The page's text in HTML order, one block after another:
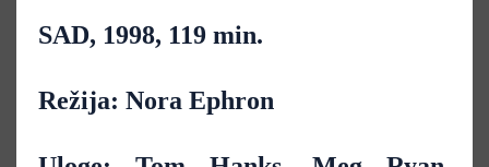
SAD, 1998, 119 min.
Režija: Nora Ephron